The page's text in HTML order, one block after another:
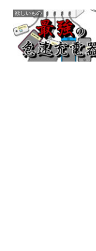
欲しいもの